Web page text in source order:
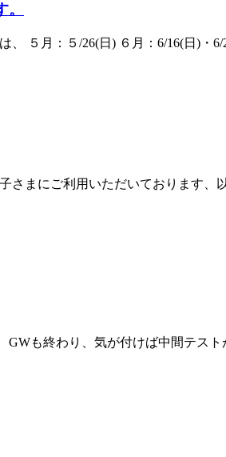
５月：５/26(日) ６月：6/16(日)・
まにご利用いただいております
も終わり、気が付けば中間テス